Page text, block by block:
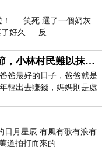
。
！ 笑死 選了一個奶灰
了好久 反
八八風災上的父親節，小林村民難以抹滅的痛
爸最好的日子，爸爸就是
輕出去賺錢，媽媽則是處
賤，只有人品才
日月星辰 有風有歌有浪有
道拍打而來的